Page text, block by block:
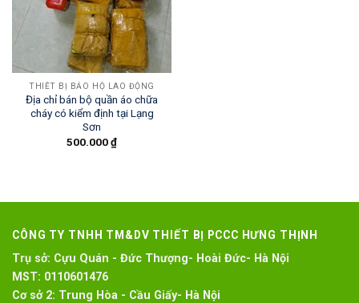
THIẾT BỊ BẢO HỘ LAO ĐỘNG
Địa chỉ bán bộ quần áo chữa
cháy có kiểm định tại Lạng
Sơn
500.000₫
CÔNG TY TNHH TM&DV THIẾT BỊ PCCC HƯNG THỊNH
Trụ sở: Cựu Quán - Đức Thượng- Hoài Đức- Hà Nội
MST: 0110601476
Cơ sở 2: Trung Hòa - Cầu Giấy- Hà Nội